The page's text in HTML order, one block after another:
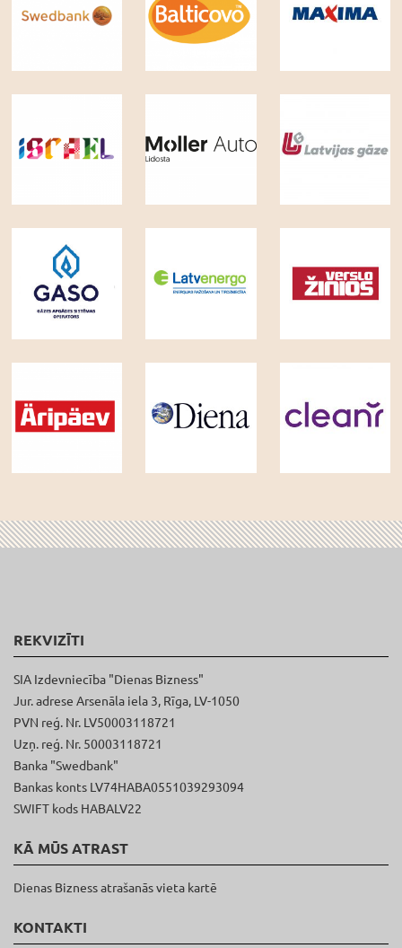
REKVIZĪTI
SIA Izdevniecība "Dienas Bizness"
Jur. adrese Arsenāla iela 3, Rīga, LV-1050
PVN reģ. Nr. LV50003118721
Uzņ. reģ. Nr. 50003118721
Banka "Swedbank"
Bankas konts LV74HABA0551039293094
SWIFT kods HABALV22
KĀ MŪS ATRAST
Dienas Bizness atrašanās vieta kartē
KONTAKTI